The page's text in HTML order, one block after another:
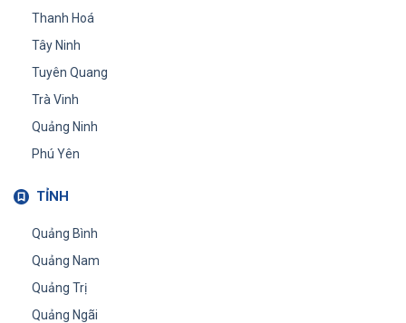
Thanh Hoá
Tây Ninh
Tuyên Quang
Trà Vinh
Quảng Ninh
Phú Yên
TỈNH
Quảng Bình
Quảng Nam
Quảng Trị
Quảng Ngãi